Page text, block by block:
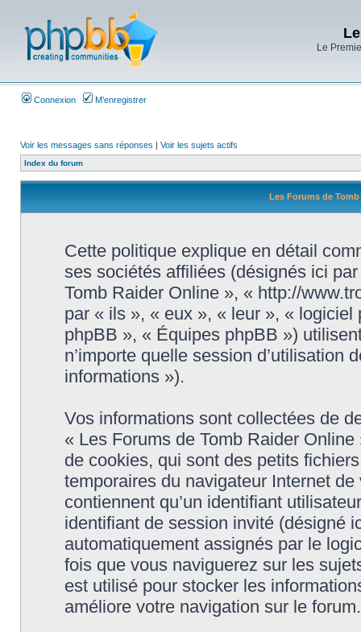
Le
Connexion M’enregistrer
Voir les messages sans réponses | Voir les sujets actifs
Index du forum
Les Forums de
Cette politique explique en détail
ses sociétés affiliées (désignés ici
Tomb Raider Online », « http://
par « ils », « eux », « leur », «
phpBB », « Équipes phpBB »)
n’importe quelle session d’utilisation
informations »).
Vos informations sont collectées de
« Les Forums de Tomb Raider
de cookies, qui sont des petits
temporaires du navigateur Internet
contiennent qu’un identifiant
identifiant de session invité (désigné
automatiquement assignés par le
fois que vous naviguerez sur les
est utilisé pour stocker les
améliore votre navigation sur le forum.